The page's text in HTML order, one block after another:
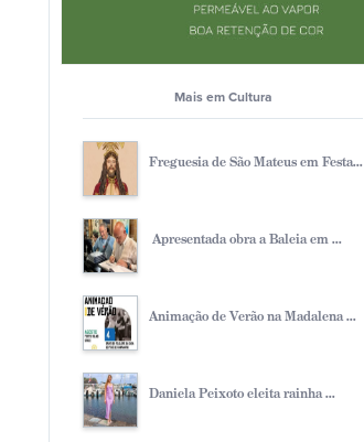
Mais em Cultura
Freguesia de São Mateus em Festa...
Apresentada obra a Baleia em ...
Animação de Verão na Madalena ...
Daniela Peixoto eleita rainha ...